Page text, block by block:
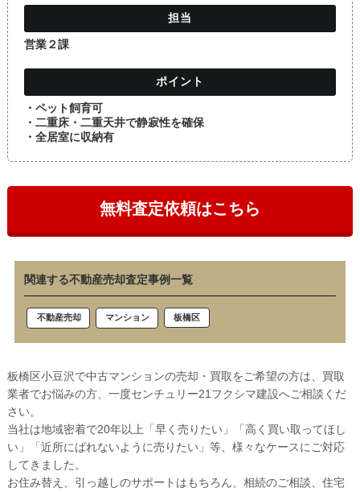
営業２課
・ペット飼育可
・二重床・二重天井で静寂性を確保
・全居室に収納有
無料査定依頼はこちら
関連する不動産売却査定事例一覧
不動産売却 マンション 板橋区
板橋区小豆沢で中古マンションの売却・買取をご希望の方は、買取
業者でお悩みの方、一度センチュリー21フクシマ建設へご相談くだ
さい。
当社は地域密着で20年以上「早く売りたい」「高く買い取ってほし
い」「近所にばれないように売りたい」等、様々なケースにご対応
してきました。
お住み替え、引っ越しのサポートはもちろん、相続のご相談、住宅